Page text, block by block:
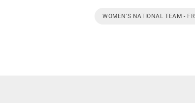
WOMEN’S NATIONAL TEAM - FR